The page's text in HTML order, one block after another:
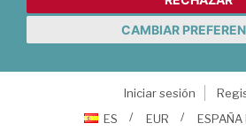
CAMBIAR
Iniciar sesión
ES
EUR ESPAÑA